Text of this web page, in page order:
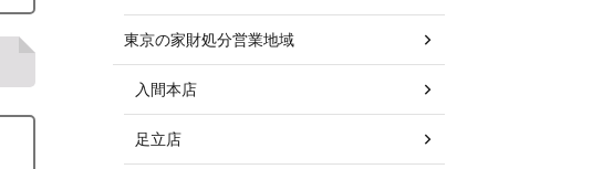
東京の家財処分営業地域
入間本店
足立店